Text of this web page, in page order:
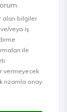
alan bilgiler
veya iş
ile
vermeyecek
rızamla onay